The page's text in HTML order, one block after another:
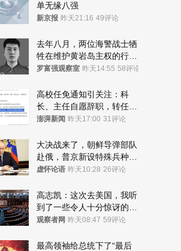
单无缘八强
新京报 昨天21:16 49评论
去年八月，两位海警战士牺
牲在维护黄岩岛主权的行动
中
罗富强观察室 昨天14:55 58评论
高校任免通知引关注：科
长、主任自愿辞职，转任思
政辅导员
澎湃新闻 昨天17:00 31评论
大决战来了，朝鲜导弹部队
赴俄，普京新设特殊兵种，
76岁老将扛旗
虚怀论语 昨天10:28 26评论
高志凯：这次去美国，我听
到了一些令人十分惊讶的消
息
观察者网 昨天08:47 59评论
最高领袖给总统下了“最后